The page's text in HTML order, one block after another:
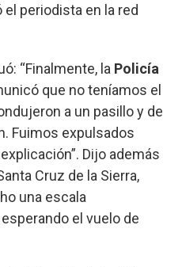
periodista en la red
“Finalmente, la Policía
que no teníamos el
a un pasillo y de
Fuimos expulsados
Dijo además
Cruz de la Sierra,
una escala
el vuelo de